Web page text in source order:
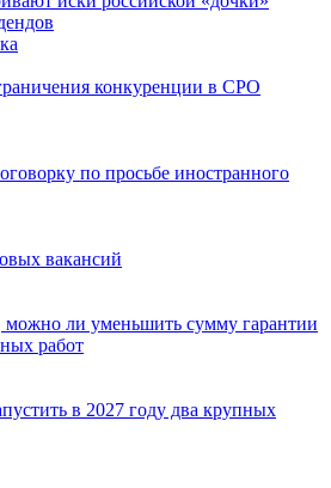
конкуренции в СРО
по просьбе иностранного
вакансий
можно ли уменьшить сумму гарантии
работ
в 2027 году два крупных